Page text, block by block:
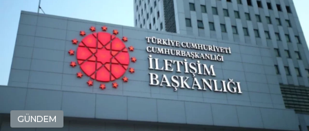
GÜNDEM